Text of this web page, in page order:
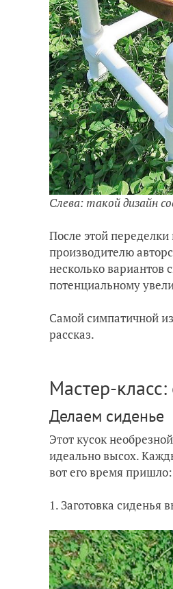
Слева: такой дизайн
После этой
производителю
несколько вариантов
потенциальному
Самой симпатичной
рассказ.
Мастер-
Делаем сиденье
Этот кусок
идеально высох.
вот его время
1. Заготовка